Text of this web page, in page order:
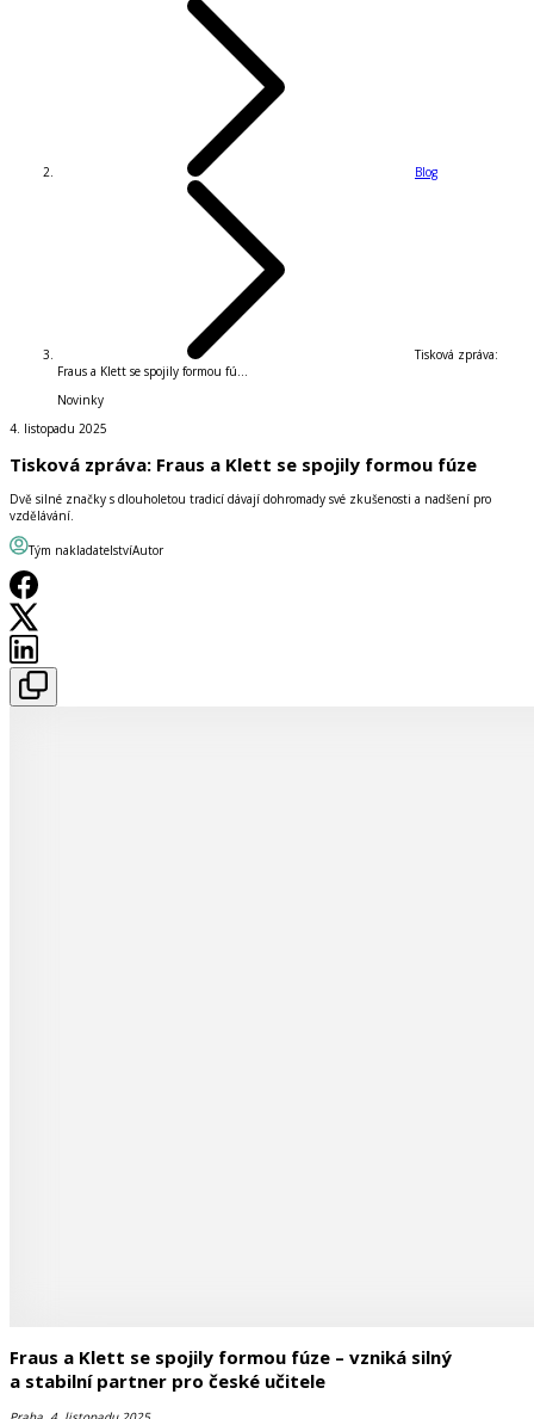
Blog
Tisková zpráva:
Fraus a Klett se spojily formou fú...
Novinky
4. listopadu 2025
Tisková zpráva: Fraus a Klett se spojily formou fúze
Dvě silné značky s dlouholetou tradicí dávají dohromady své zkušenosti a nadšení pro
vzdělávání.
Tým nakladatelstvíAutor
Fraus a Klett se spojily formou fúze – vzniká silný
a stabilní partner pro české učitele